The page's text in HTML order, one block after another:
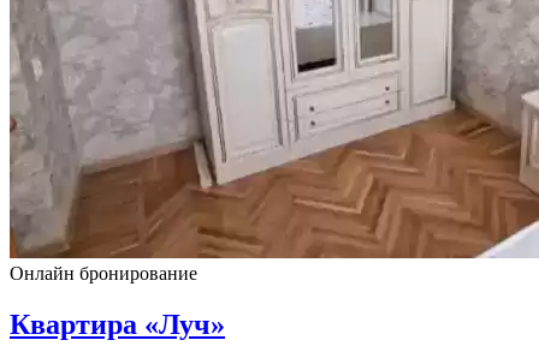
Онлайн бронирование
Квартира «Луч»